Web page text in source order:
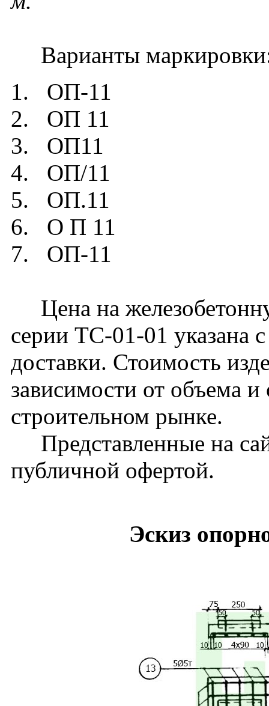
Варианты
1. ОП-11
2. ОП 11
3. ОП11
4. ОП/11
5. ОП.11
6. О П 11
7. OП-11
Цена на
серии ТС-01-01 указана
доставки. Стоимость
зависимости от объема
строительном рынке.
Представленные на
публичной офертой.
Эскиз